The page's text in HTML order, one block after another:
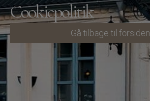
Cookiepolitik
Gå tilbage til forsiden